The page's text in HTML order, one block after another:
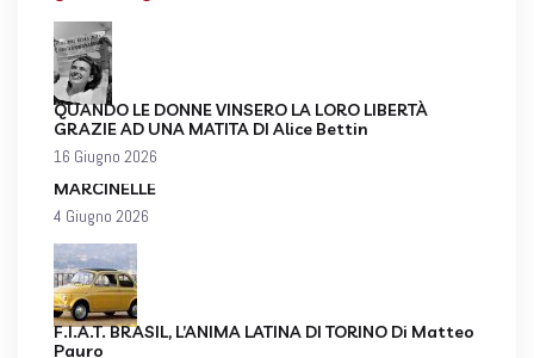
QUANDO LE DONNE VINSERO LA LORO LIBERTÀ
GRAZIE AD UNA MATITA DI Alice Bettin
16 Giugno 2026
MARCINELLE
4 Giugno 2026
F.I.A.T. BRASIL, L’ANIMA LATINA DI TORINO Di Matteo
Pauro